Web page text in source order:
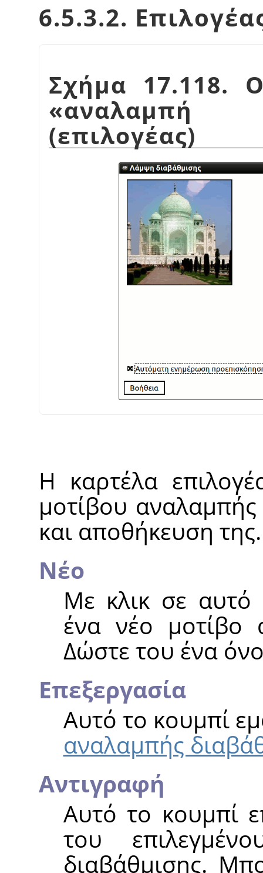
6.5.3.2.
Σχήμα 17.118.
«αναλαμπή
(επιλογέας)
Η καρτέλα
μοτίβου
και αποθήκευση της.
Νέο
Με κλικ σε αυτό
ένα νέο μοτίβο
Δώστε του ένα
Επεξεργασία
Αυτό το κουμπί
αναλαμπής
Αντιγραφή
Αυτό το κουμπί
του
διαβάθμισης.